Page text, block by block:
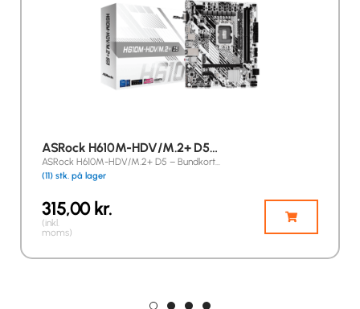
ASRock H610M-HDV/M.2+ D5…
ASRock H610M-HDV/M.2+ D5 – Bundkort…
(11) stk. på lager
315,00kr.
(inkl.
moms)